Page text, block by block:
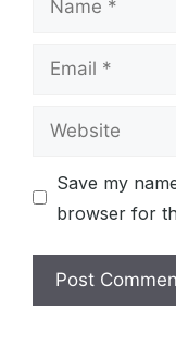
Email
Website
Save my
browser for